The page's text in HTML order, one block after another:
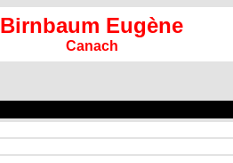
Birnbaum Eugène
Canach